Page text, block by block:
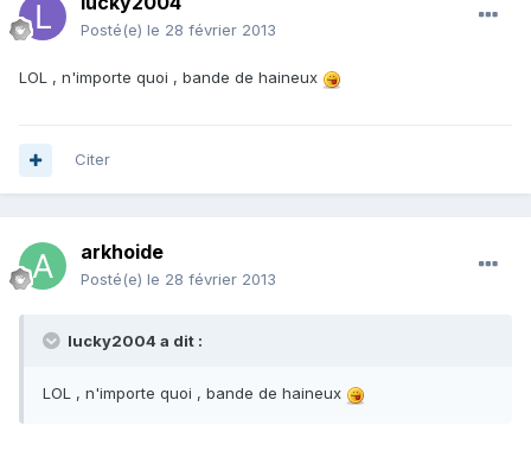
Posté(e) le 28 février 2013
LOL , n'importe quoi , bande de haineux
Citer
arkhoide
Posté(e) le 28 février 2013
lucky2004 a dit :
LOL , n'importe quoi , bande de haineux